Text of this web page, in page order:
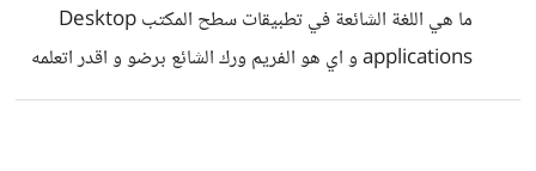
ما هي اللغة الشائعة في تطبيقات سطح المكتب Desktop
applications و اي هو الفريم ورك الشائع برضو و اقدر اتعلمه
بسهولة و الاقي مصادر سهلة له